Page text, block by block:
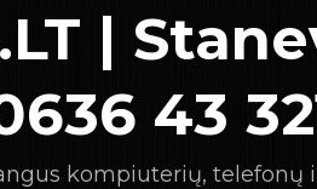
|
43
kompiuterių, telefonų